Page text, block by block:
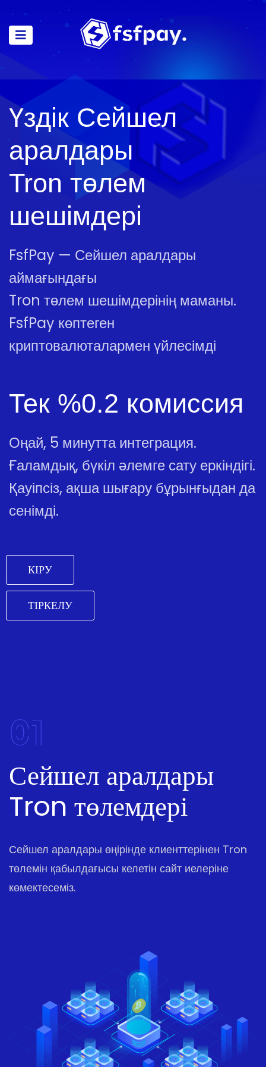
Үздік Сейшел
аралдары
Tron төлем
шешімдері
FsfPay — Сейшел аралдары
аймағындағы
Tron төлем шешімдерінің маманы.
FsfPay көптеген
криптовалюталармен үйлесімді
Тек %0.2 комиссия
Оңай, 5 минутта интеграция.
Ғаламдық, бүкіл әлемге сату еркіндігі.
Қауіпсіз, ақша шығару бұрынғыдан да
сенімді.
КІРУ
ТІРКЕЛУ
01
Сейшел аралдары
Tron төлемдері
Сейшел аралдары өңірінде клиенттерінен Tron
төлемін қабылдағысы келетін сайт иелеріне
көмектесеміз.